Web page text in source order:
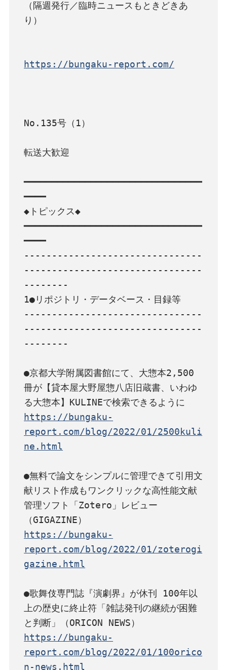
（隔週発行／臨時ニュースもときどきあ
り）
https://bungaku-report.com/
No.135号（1）
転送大歓迎
━━━━━━━━━━━━━━━━━━━━━━━━━━━━━━━━
━━━━
◆トピックス◆
━━━━━━━━━━━━━━━━━━━━━━━━━━━━━━━━
━━━━
--------------------------------
--------------------------------
--------
1●リポジトリ・データベース・目録等
--------------------------------
--------------------------------
--------
●京都大学附属図書館にて、大惣本2,500
冊が【貸本屋大野屋惣八店旧蔵書、いわゆ
https://bungaku-
report.com/blog/2022/01/2500kuli
ne.html
●無料で論文をシンプルに管理できて引用文
献リスト作成もワンクリックな高性能文献
管理ソフト「Zotero」レビュー
https://bungaku-
report.com/blog/2022/01/zoterogi
gazine.html
●歌舞伎専門誌『演劇界』が休刊 100年以
上の歴史に終止符「雑誌発刊の継続が困難
https://bungaku-
report.com/blog/2022/01/100orico
n-news.html